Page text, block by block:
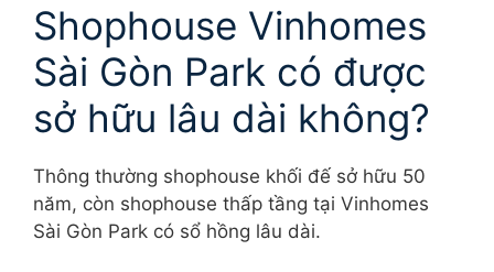
Shophouse Vinhomes
Sài Gòn Park có được
sở hữu lâu dài không?
Thông thường shophouse khối đế sở hữu 50
năm, còn shophouse thấp tầng tại Vinhomes
Sài Gòn Park có sổ hồng lâu dài.